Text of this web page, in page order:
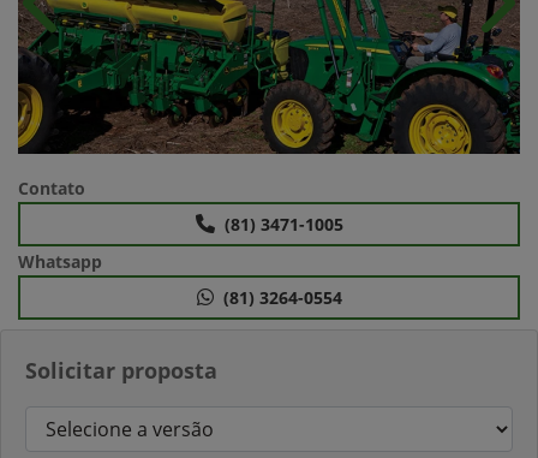
Solicitar proposta
Anterior
Contato
(81) 3471-1005
Whatsapp
(81) 3264-0554